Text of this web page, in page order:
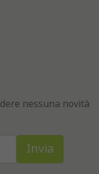
nessuna novità